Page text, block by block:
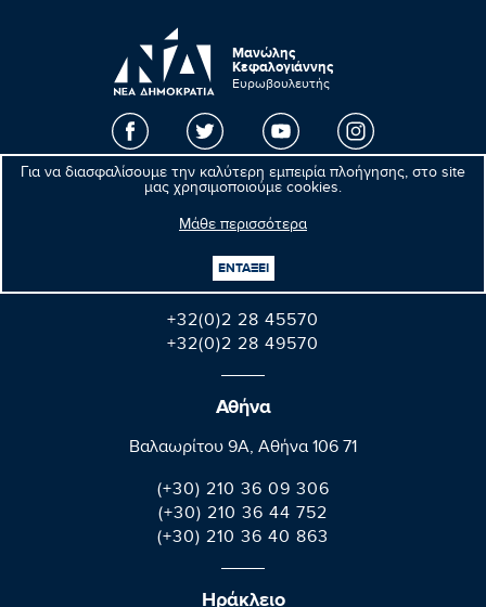
Για να διασφαλίσουμε την καλύτερη εμπειρία πλοήγησης, στο site
μας χρησιμοποιούμε cookies.
Μάθε περισσότερα
ΕΝΤΑΞΕΙ
Μανώλης
Κεφαλογιάννης
Ευρωβουλευτής
Βρυξέλλες
Parlement européen Bât. Altiero Spinelli
08E165 60, rue Wiertz / Wiertzstraat 60
B-1047 Bruxelles/Brussel
+32(0)2 28 45570
+32(0)2 28 49570
Αθήνα
Βαλαωρίτου 9A, Aθήνα 106 71
(+30) 210 36 09 306
(+30) 210 36 44 752
(+30) 210 36 40 863
Ηράκλειο